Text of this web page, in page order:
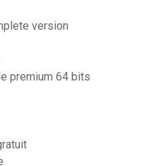
version
premium 64 bits